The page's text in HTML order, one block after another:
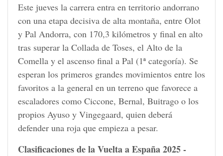
Este jueves la carrera entra en territorio andorrano
con una etapa decisiva de alta montaña, entre Olot
y Pal Andorra, con 170,3 kilómetros y final en alto
tras superar la Collada de Toses, el Alto de la
Comella y el ascenso final a Pal (1ª categoría). Se
esperan los primeros grandes movimientos entre los
favoritos a la general en un terreno que favorece a
escaladores como Ciccone, Bernal, Buitrago o los
propios Ayuso y Vingegaard, quien deberá
defender una roja que empieza a pesar.
Clasificaciones de la Vuelta a España 2025 -